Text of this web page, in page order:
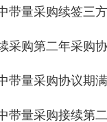
带量采购续签三
采购第二年采购
带量采购协议期
带量采购接续第